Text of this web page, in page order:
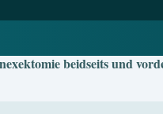
beidseits und